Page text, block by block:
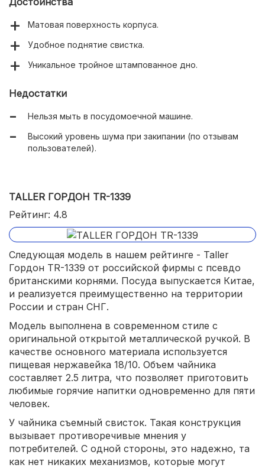
Матовая поверхность корпуса.
Удобное поднятие свистка.
Уникальное тройное штампованное дно.
Недостатки
Нельзя мыть в посудомоечной машине.
Высокий уровень шума при закипании (по отзывам
пользователей).
TALLER ГОРДОН TR-1339
Рейтинг: 4.8
Следующая модель в нашем рейтинге - Taller
Гордон TR-1339 от российской фирмы с псевдо
британскими корнями. Посуда выпускается Китае,
и реализуется преимущественно на территории
России и стран СНГ.
Модель выполнена в современном стиле с
оригинальной открытой металлической ручкой. В
качестве основного материала используется
пищевая нержавейка 18/10. Объем чайника
составляет 2.5 литра, что позволяет приготовить
любимые горячие напитки одновременно для пяти
человек.
У чайника съемный свисток. Такая конструкция
вызывает противоречивые мнения у
потребителей. С одной стороны, это надежно, та
как нет никаких механизмов, которые могут